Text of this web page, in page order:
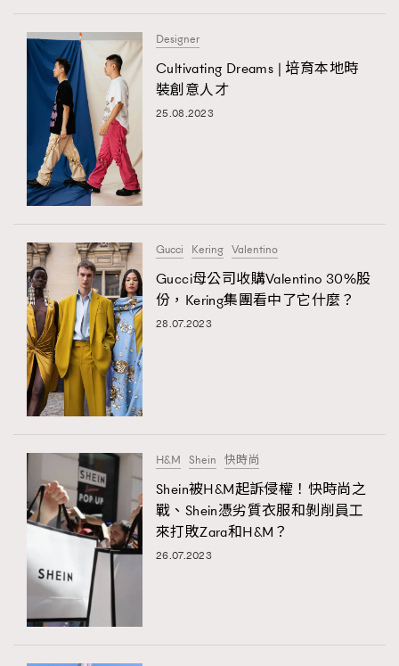
Designer
Cultivating Dreams | 培育本地時
裝創意人才
25.08.2023
Gucci Kering Valentino
Gucci母公司收購Valentino 30%股
份，Kering集團看中了它什麼？
28.07.2023
H&M Shein 快時尚
Shein被H&M起訴侵權！快時尚之
戰、Shein憑劣質衣服和剝削員工
來打敗Zara和H&M？
26.07.2023